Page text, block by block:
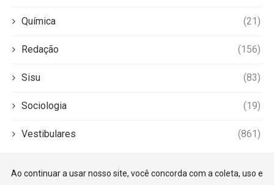
Química (21)
Redação (156)
Sisu (83)
Sociologia (19)
Vestibulares (861)
Ao continuar a usar nosso site, você concorda com a coleta, uso e